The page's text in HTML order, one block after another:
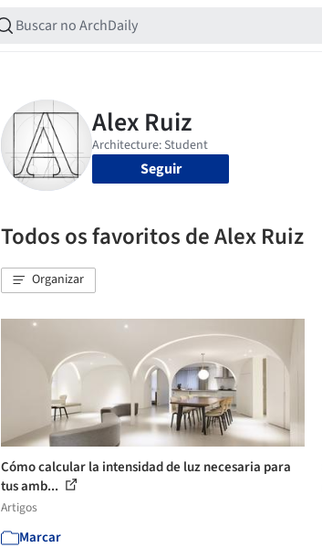
Seguir
Todos os favoritos de Alex Ruiz
Organizar
Cómo calcular la intensidad de luz necesaria para
tus amb...
Artigos
Marcar